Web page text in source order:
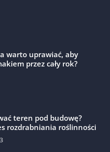
warto uprawiać, aby
przez cały rok?
teren pod budowę?
rozdrabniania roślinności